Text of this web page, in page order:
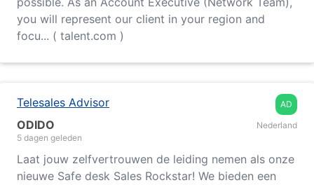
you will represent our client in your region and
focu... ( talent.com )
AD
Telesales Advisor
ODIDO
Nederland
5 dagen geleden
Laat jouw zelfvertrouwen de leiding nemen als onze
nieuwe Safe desk Sales Rockstar! We bieden een